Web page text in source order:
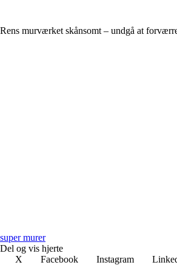
Rens murværket skånsomt – undgå at
super murer
Del og vis hjerte
X
Facebook Instagram